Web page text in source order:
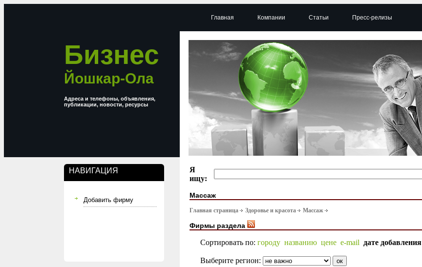
Бизнес
Йошкар-Ола
Адреса и телефоны, объявления,
публикации, новости, ресурсы
НАВИГАЦИЯ
Добавить фирму
Главная Компании Статьи Пресс-релизы
Я
ищу:
Массаж
Главная страница Здоровье и красота Массаж
Фирмы раздела
Сортировать по: городу названию цене e-mail дате добавления
Выберите регион: